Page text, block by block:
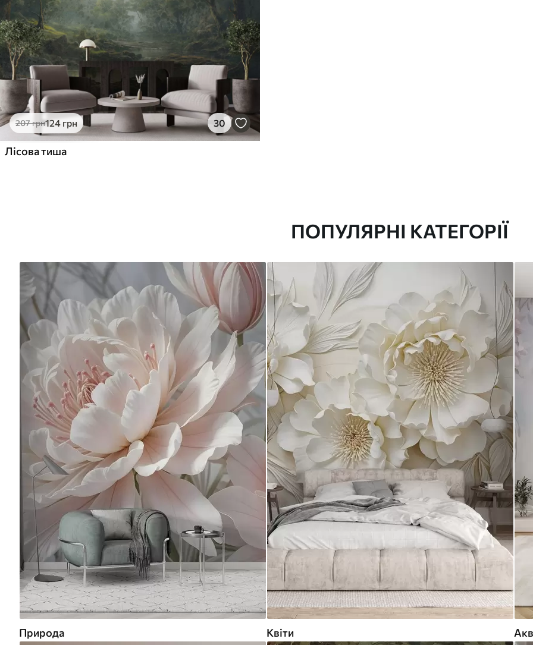
207грн124 грн 30
Лісова тиша
ПОПУЛЯРНІ КАТЕГОРІЇ
Природа Квіти